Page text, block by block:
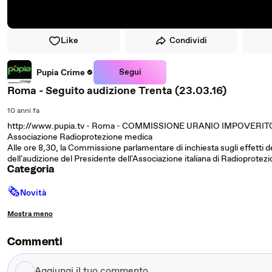
Like Condividi
Pupia Crime Segui
Roma - Seguito audizione Trenta (23.03.16)
10 anni fa
http://www.pupia.tv - Roma - COMMISSIONE URANIO
Associazione Radioprotezione medica
Alle ore 8,30, la Commissione parlamentare di inchiesta sugli effetti
dell'audizione del Presidente dell'Associazione italiana di
Categoria
🗞Novità
Mostra meno
Commenti